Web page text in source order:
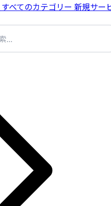
すべてのカテゴリー 新規サー